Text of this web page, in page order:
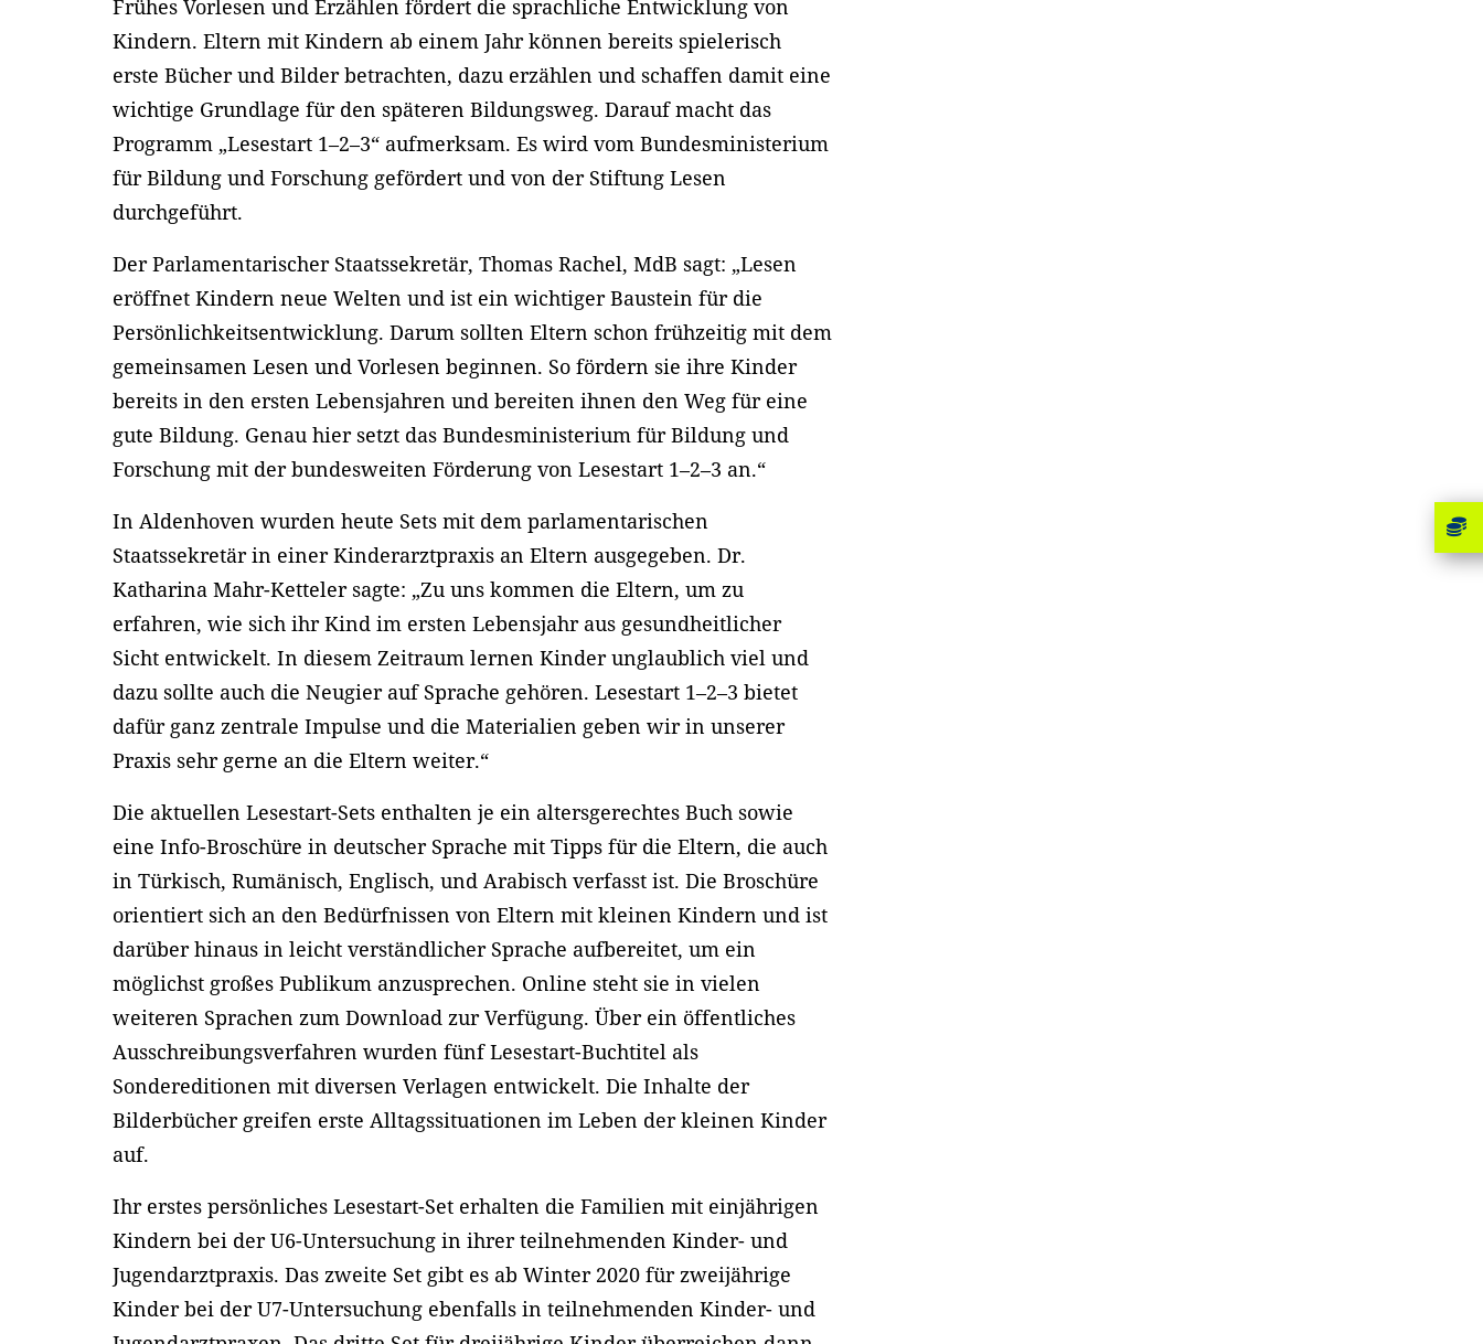
Frühes Vorlesen und Erzählen fördert die sprachliche Entwicklung von
Kindern. Eltern mit Kindern ab einem Jahr können bereits spielerisch
erste Bücher und Bilder betrachten, dazu erzählen und schaffen damit eine
wichtige Grundlage für den späteren Bildungsweg. Darauf macht das
Programm „Lesestart 1–2–3“ aufmerksam. Es wird vom Bundesministerium
für Bildung und Forschung gefördert und von der Stiftung Lesen
durchgeführt.
Der Parlamentarischer Staatssekretär, Thomas Rachel, MdB sagt: „Lesen
eröffnet Kindern neue Welten und ist ein wichtiger Baustein für die
Persönlichkeitsentwicklung. Darum sollten Eltern schon frühzeitig mit dem
gemeinsamen Lesen und Vorlesen beginnen. So fördern sie ihre Kinder
bereits in den ersten Lebensjahren und bereiten ihnen den Weg für eine
gute Bildung. Genau hier setzt das Bundesministerium für Bildung und
Forschung mit der bundesweiten Förderung von Lesestart 1–2–3 an.“
In Aldenhoven wurden heute Sets mit dem parlamentarischen
Staatssekretär in einer Kinderarztpraxis an Eltern ausgegeben. Dr.
Katharina Mahr-Ketteler sagte: „Zu uns kommen die Eltern, um zu
erfahren, wie sich ihr Kind im ersten Lebensjahr aus gesundheitlicher
Sicht entwickelt. In diesem Zeitraum lernen Kinder unglaublich viel und
dazu sollte auch die Neugier auf Sprache gehören. Lesestart 1–2–3 bietet
dafür ganz zentrale Impulse und die Materialien geben wir in unserer
Praxis sehr gerne an die Eltern weiter.“
Die aktuellen Lesestart-Sets enthalten je ein altersgerechtes Buch sowie
eine Info-Broschüre in deutscher Sprache mit Tipps für die Eltern, die auch
in Türkisch, Rumänisch, Englisch, und Arabisch verfasst ist. Die Broschüre
orientiert sich an den Bedürfnissen von Eltern mit kleinen Kindern und ist
darüber hinaus in leicht verständlicher Sprache aufbereitet, um ein
möglichst großes Publikum anzusprechen. Online steht sie in vielen
weiteren Sprachen zum Download zur Verfügung. Über ein öffentliches
Ausschreibungsverfahren wurden fünf Lesestart-Buchtitel als
Sondereditionen mit diversen Verlagen entwickelt. Die Inhalte der
Bilderbücher greifen erste Alltagssituationen im Leben der kleinen Kinder
auf.
Ihr erstes persönliches Lesestart-Set erhalten die Familien mit einjährigen
Kindern bei der U6-Untersuchung in ihrer teilnehmenden Kinder- und
Jugendarztpraxis. Das zweite Set gibt es ab Winter 2020 für zweijährige
Kinder bei der U7-Untersuchung ebenfalls in teilnehmenden Kinder- und